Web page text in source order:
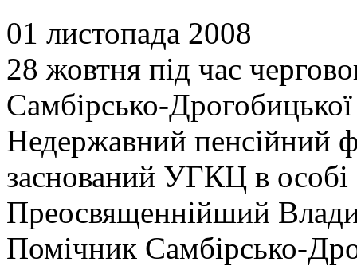
01 листопада 2008
28 жовтня під час
Самбірсько-
Недержавний
заснований УГКЦ в
Преосвященнійший
Помічник Самбірсько-